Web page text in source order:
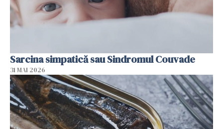
Sarcina simpatică sau Sindromul Couvade
31 MAI 2026